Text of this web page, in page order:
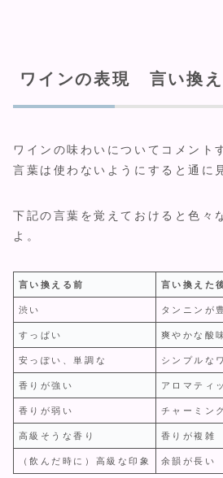
ワインの表現 言い換
ワインの味わいについてコメント
言葉は使わないようにすると通に
下記の言葉を覚えておけると色々
よ。
言い換える前 言い換えた
渋い タンニンが
すっぱい 爽やかな酸
安っぽい、単調な シンプルな
香りが強い アロマティ
香りが弱い チャーミン
高級そうな香り 香りが複雑
（飲んだ時に）高級な印象 余韻が長い